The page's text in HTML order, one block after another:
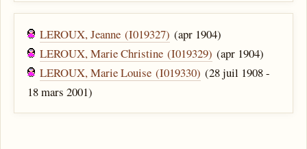
LEROUX, Jeanne (I019327) (apr 1904)
LEROUX, Marie Christine (I019329) (apr 1904)
LEROUX, Marie Louise (I019330) (28 juil 1908 -
18 mars 2001)